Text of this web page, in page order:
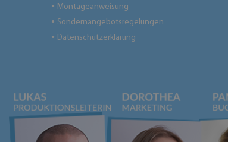
● Montageanweisung
● Sondernangebotsregelungen
● Datenschutzerklärung